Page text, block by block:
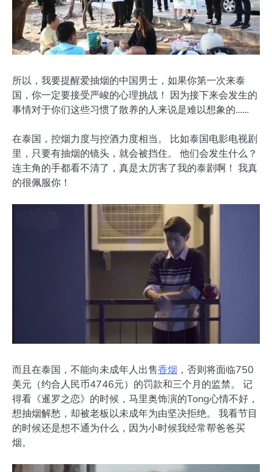
所以，我要提醒爱抽烟的中国男士，如果你第一次来泰
国，你一定要接受严峻的心理挑战！ 因为接下来会发生的
事情对于你们这些习惯了散养的人来说是难以想象的……
在泰国，控烟力度与控酒力度相当。 比如泰国电影电视剧
里，只要有抽烟的镜头，就会被挡住。 他们会发生什么？
连主角的手都看不清了，真是太厉害了我的泰剧啊！ 我真
的很佩服你！
而且在泰国，不能向未成年人出售香烟 ，否则将面临750
美元（约合人民币4746元）的罚款和三个月的监禁。 记
得看《暹罗之恋》的时候，马里奥饰演的Tong心情不好，
想抽烟解愁，却被老板以未成年为由坚决拒绝。 我看节目
的时候还是想不通为什么，因为小时候我经常帮爸爸买
烟。